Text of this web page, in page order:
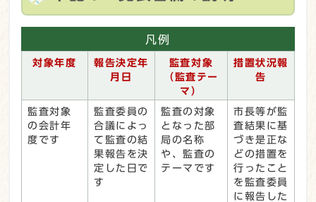
凡例
対象年度
報告決定年
月日
監査対象
（監査テー
マ）
措置状況報
告
監査対象
の会計年
度です
監査委員の
合議によっ
て監査の結
果報告を決
定した日で
す
監査の対象
となった部
局の名称
や、監査の
テーマです
市長等が監
査結果に基
づき是正な
どの措置を
行ったこと
を監査委員
に報告した